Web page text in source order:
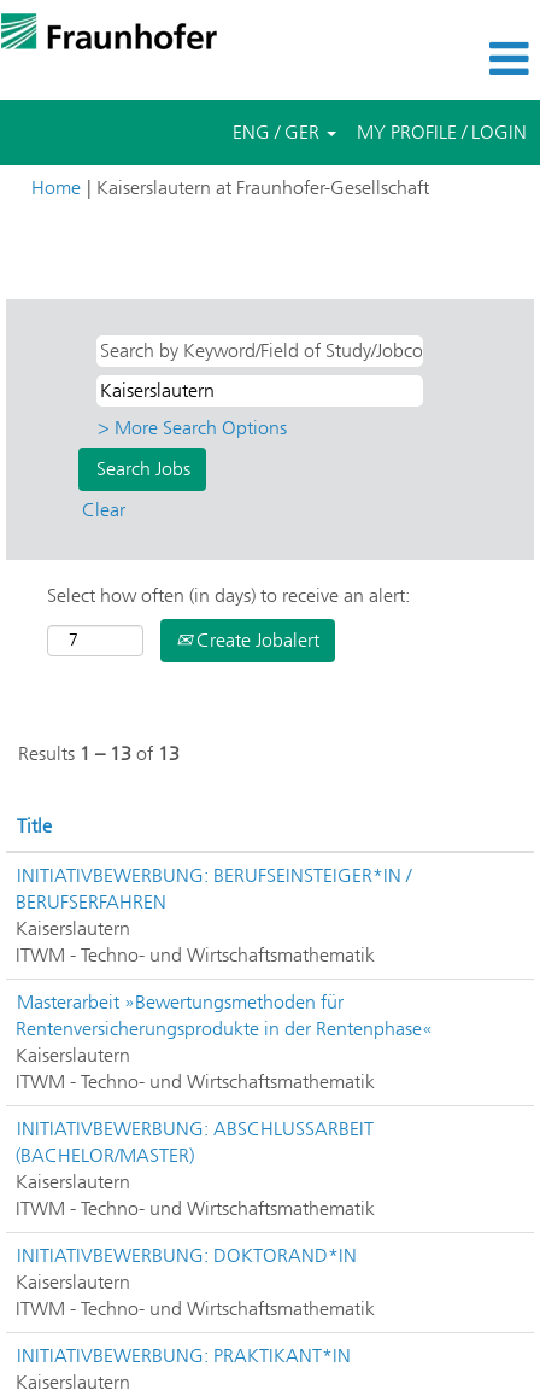
ENG / GER MY PROFILE / LOGIN
Home | Kaiserslautern at Fraunhofer-Gesellschaft(current
> More Search Options
Clear
Select how often (in days) to receive an alert:
Create Jobalert
Results 1 – 13 of 13
Title
INITIATIVBEWERBUNG: BERUFSEINSTEIGER*IN /
BERUFSERFAHREN
Kaiserslautern
ITWM - Techno- und Wirtschaftsmathematik
Masterarbeit »Bewertungsmethoden für
Rentenversicherungsprodukte in der Rentenphase«
Kaiserslautern
ITWM - Techno- und Wirtschaftsmathematik
INITIATIVBEWERBUNG: ABSCHLUSSARBEIT
(BACHELOR/MASTER)
Kaiserslautern
ITWM - Techno- und Wirtschaftsmathematik
INITIATIVBEWERBUNG: DOKTORAND*IN
Kaiserslautern
ITWM - Techno- und Wirtschaftsmathematik
INITIATIVBEWERBUNG: PRAKTIKANT*IN
Kaiserslautern